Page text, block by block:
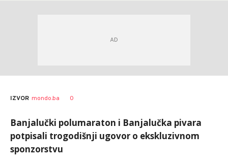
IZVOR mondo.ba 0
Banjalučki polumaraton i Banjalučka pivara
potpisali trogodišnji ugovor o ekskluzivnom
sponzorstvu